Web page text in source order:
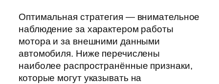
Оптимальная стратегия — внимательное
наблюдение за характером работы
мотора и за внешними данными
автомобиля. Ниже перечислены
наиболее распространённые признаки,
которые могут указывать на